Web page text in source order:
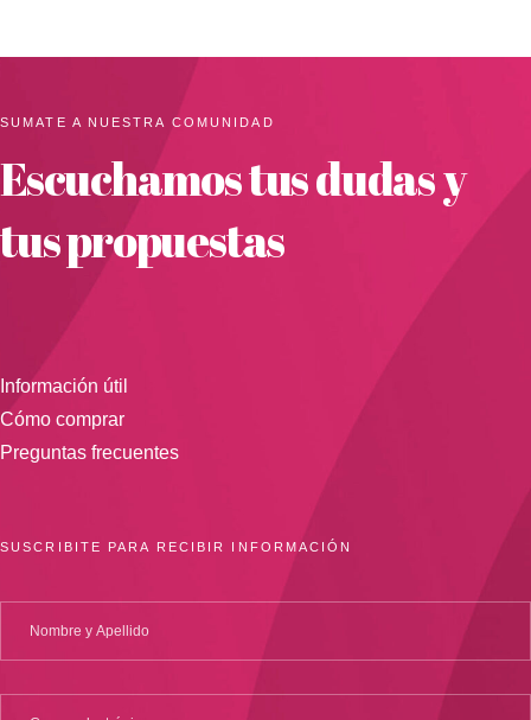
SUMATE A NUESTRA COMUNIDAD
Escuchamos tus dudas y
tus propuestas
Información útil
Cómo comprar
Preguntas frecuentes
SUSCRIBITE PARA RECIBIR INFORMACIÓN